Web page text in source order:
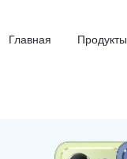
Главная Продукты